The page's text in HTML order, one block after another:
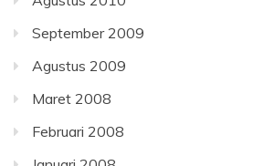
September 2009
Agustus 2009
Maret 2008
Februari 2008